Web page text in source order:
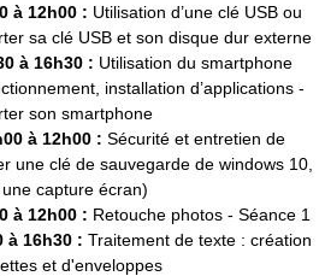
à 12h00 : Utilisation d’une clé USB ou
sa clé USB et son disque dur externe
à 16h30 : Utilisation du smartphone
installation d’applications -
son smartphone
à 12h00 : Sécurité et entretien de
une clé de sauvegarde de windows 10,
capture écran)
à 12h00 : Retouche photos - Séance 1
à 16h30 : Traitement de texte : création
et d'enveloppes